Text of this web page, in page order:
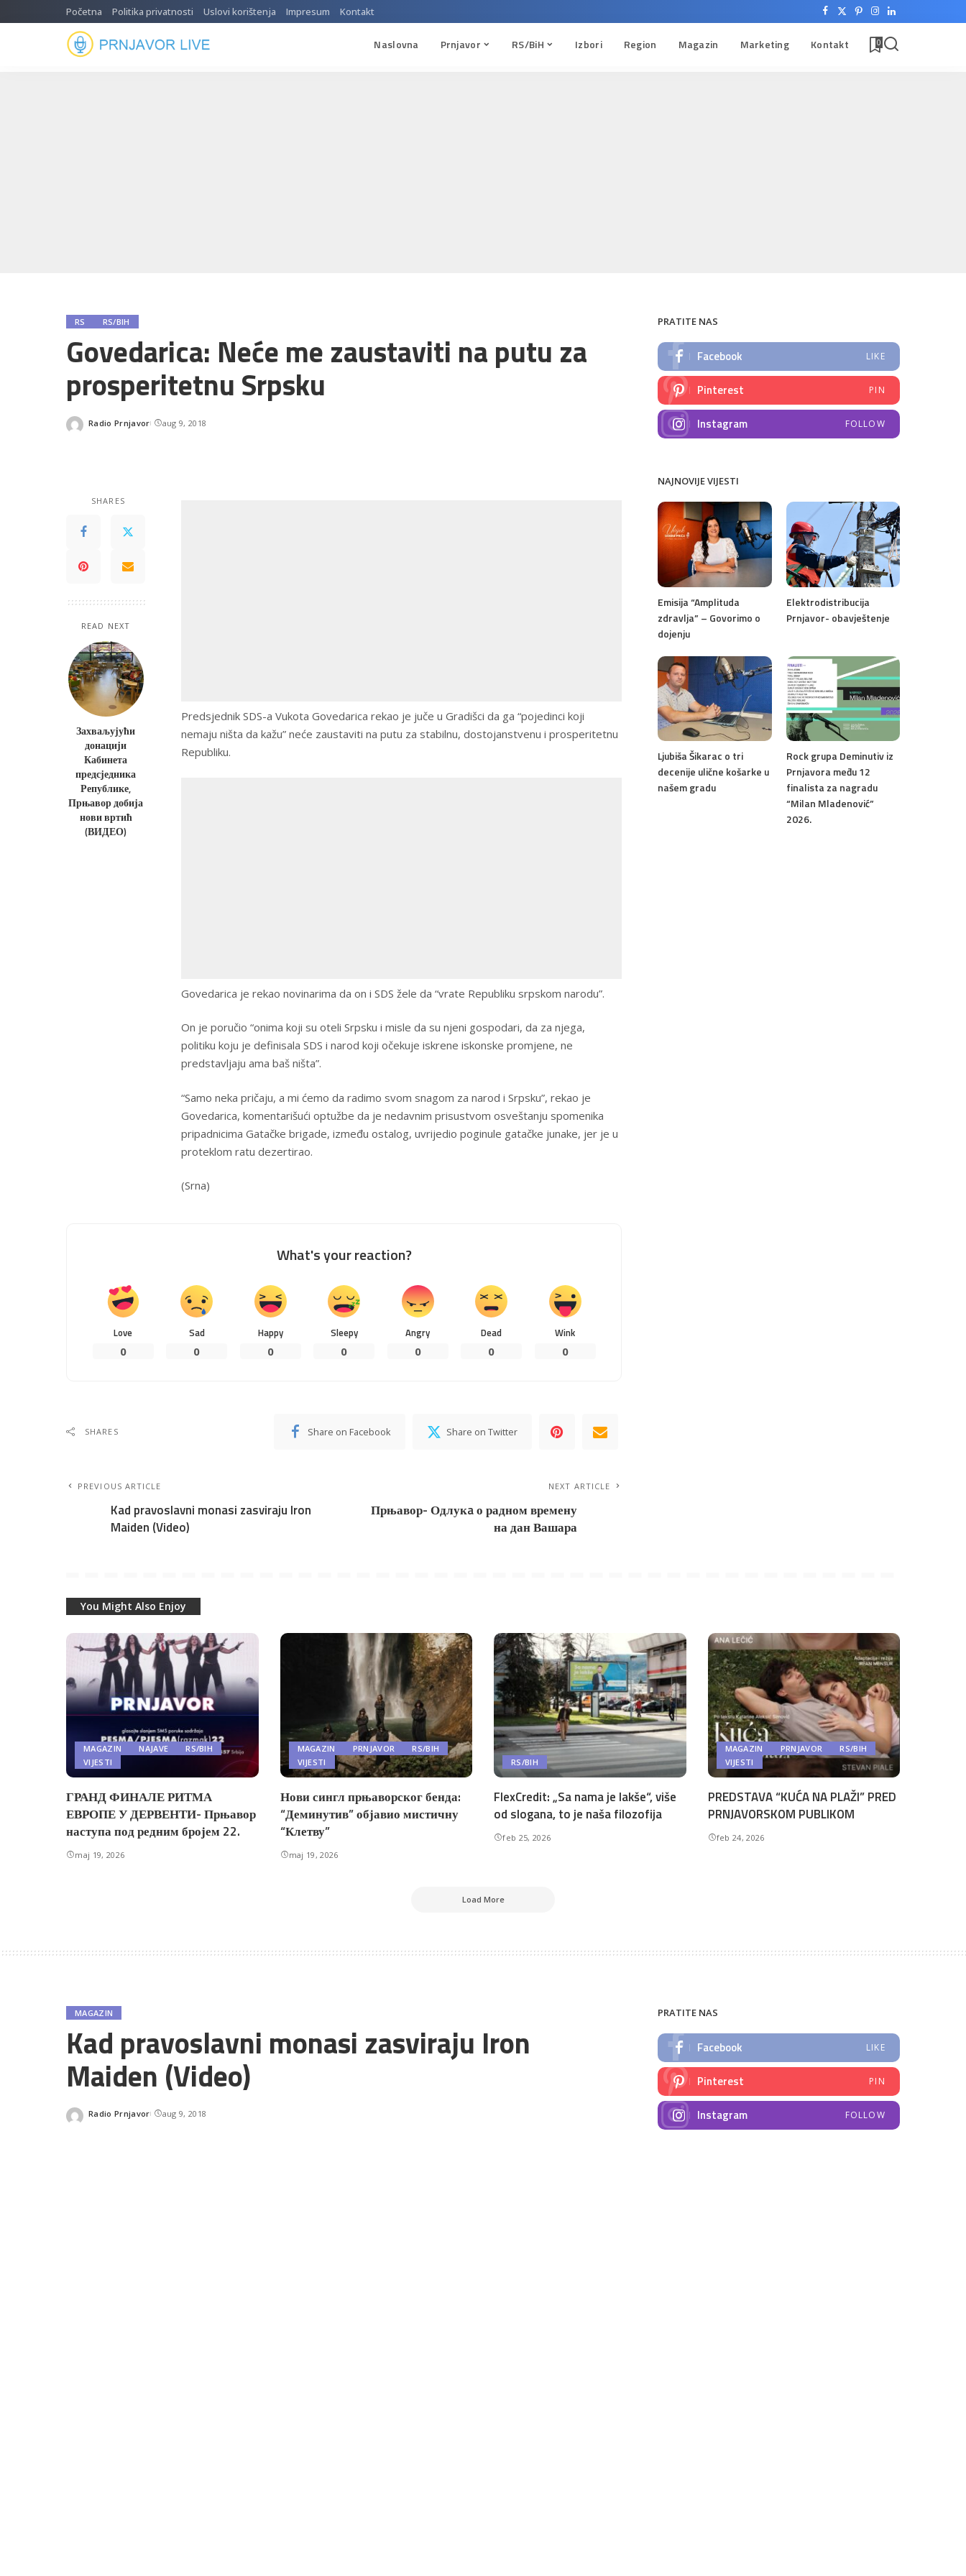
Početna Politika privatnosti Uslovi korištenja Impresum Kontakt
Naslovna Prnjavor RS/BiH Izbori Region Magazin Marketing Kontakt 0
RS RS/BIH
Govedarica: Neće me zaustaviti na putu za
prosperitetnu Srpsku
Posted
Radio Prnjavor aug 9, 2018
SHARES
READ NEXT
Захваљујући
донацији
Кабинета
предсједника
Републике,
Прњавор добија
нови вртић
(ВИДЕО)
Predsjednik SDS-a Vukota Govedarica rekao je juče u Gradišci da ga “pojedinci koji
nemaju ništa da kažu” neće zaustaviti na putu za stabilnu, dostojanstvenu i prosperitetnu
Republiku.
Govedarica je rekao novinarima da on i SDS žele da “vrate Republiku srpskom narodu”.
On je poručio “onima koji su oteli Srpsku i misle da su njeni gospodari, da za njega,
politiku koju je definisala SDS i narod koji očekuje iskrene iskonske promjene, ne
predstavljaju ama baš ništa”.
“Samo neka pričaju, a mi ćemo da radimo svom snagom za narod i Srpsku”, rekao je
Govedarica, komentarišući optužbe da je nedavnim prisustvom osveštanju spomenika
pripadnicima Gatačke brigade, između ostalog, uvrijedio poginule gatačke junake, jer je u
proteklom ratu dezertirao.
(Srna)
What's your reaction?
Love
0
Sad
0
Happy
0
Sleepy
0
Angry
0
Dead
0
Wink
0
SHARES Share on Facebook Share on Twitter
PREVIOUS ARTICLE
Kad pravoslavni monasi zasviraju Iron
Maiden (Video)
NEXT ARTICLE
Прњавор- Одлукa о радном времену
на дан Вашара
PRATITE NAS
Facebook LIKE
Pinterest PIN
Instagram FOLLOW
NAJNOVIJE VIJESTI
Emisija “Amplituda
zdravlja” – Govorimo o
dojenju
Elektrodistribucija
Prnjavor- obavještenje
Ljubiša Šikarac o tri
decenije ulične košarke u
našem gradu
Rock grupa Deminutiv iz
Prnjavora među 12
finalista za nagradu
“Milan Mladenović”
2026.
You Might Also Enjoy
MAGAZIN NAJAVE
RS/BIH
VIJESTI
ГРАНД ФИНАЛЕ РИТМА
ЕВРОПЕ У ДЕРВЕНТИ- Прњавор
наступа под редним бројем 22.
maj 19, 2026
MAGAZIN PRNJAVOR
RS/BIH
VIJESTI
Нови сингл прњаворског бенда:
“Деминутив” објавио мистичну
“Клетву”
maj 19, 2026
RS/BIH
FlexCredit: „Sa nama je lakše“, više
od slogana, to je naša filozofija
feb 25, 2026
MAGAZIN PRNJAVOR
RS/BIH
VIJESTI
PREDSTAVA “KUĆA NA PLAŽI” PRED
PRNJAVORSKOM PUBLIKOM
feb 24, 2026
Load More
MAGAZIN
Kad pravoslavni monasi zasviraju Iron
Maiden (Video)
Posted
Radio Prnjavor aug 9, 2018
PRATITE NAS
Facebook LIKE
Pinterest PIN
Instagram FOLLOW